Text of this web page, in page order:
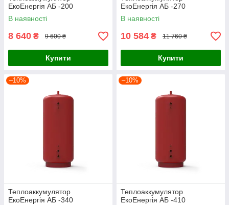
ЕкоЕнергія АБ -200
В наявності
8 640 ₴ 9 600 ₴
Купити
ЕкоЕнергія АБ -270
В наявності
10 584 ₴ 11 760 ₴
Купити
–10%
Теплоаккумулятор
ЕкоЕнергія АБ -340
–10%
Теплоаккумулятор
ЕкоЕнергія АБ -410